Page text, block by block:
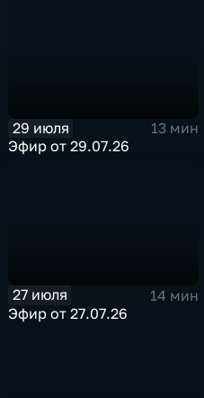
29 июля
13 мин
Эфир от 29.07.26
27 июля
14 мин
Эфир от 27.07.26